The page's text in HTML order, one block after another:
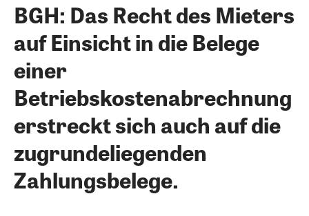
BGH: Das Recht des Mieters
auf Einsicht in die Belege
einer
Betriebskostenabrechnung
erstreckt sich auch auf die
zugrundeliegenden
Zahlungsbelege.